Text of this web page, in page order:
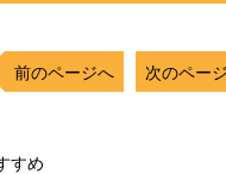
前のページへ 次のペー
すめ